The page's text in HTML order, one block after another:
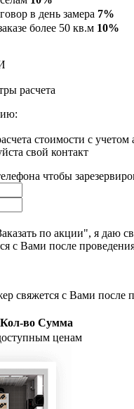
в день замера 7%
более 50 кв.м 10%
расчета
стоимости с учетом
свой контакт
чтобы
по акции", я даю
с Вами после
свяжется с Вами после
Кол-во Сумма
ценам